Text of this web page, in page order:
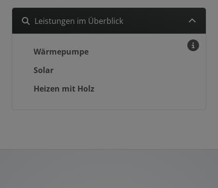
Leistungen im Überblick
Wärmepumpe
Solar
Heizen mit Holz